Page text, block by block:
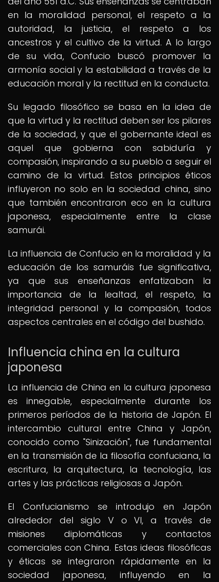
en la moralidad personal, el respeto a la
autoridad, la justicia, el respeto a los
ancestros y el cultivo de la virtud. A lo largo
de su vida, Confucio buscó promover la
armonía social y la estabilidad a través de la
educación moral y la rectitud en la conducta.
Su legado filosófico se basa en la idea de
que la virtud y la rectitud deben ser los pilares
de la sociedad, y que el gobernante ideal es
aquel que gobierna con sabiduría y
compasión, inspirando a su pueblo a seguir el
camino de la virtud. Estos principios éticos
influyeron no solo en la sociedad china, sino
que también encontraron eco en la cultura
japonesa, especialmente entre la clase
samurái.
La influencia de Confucio en la moralidad y la
educación de los samuráis fue significativa,
ya que sus enseñanzas enfatizaban la
importancia de la lealtad, el respeto, la
integridad personal y la compasión, todos
aspectos centrales en el código del bushido.
Influencia china en la cultura
japonesa
La influencia de China en la cultura japonesa
es innegable, especialmente durante los
primeros períodos de la historia de Japón. El
intercambio cultural entre China y Japón,
conocido como "Sinización", fue fundamental
en la transmisión de la filosofía confuciana, la
escritura, la arquitectura, la tecnología, las
artes y las prácticas religiosas a Japón.
El Confucianismo se introdujo en Japón
alrededor del siglo V o VI, a través de
misiones diplomáticas y contactos
comerciales con China. Estas ideas filosóficas
y éticas se integraron rápidamente en la
sociedad japonesa, influyendo en la